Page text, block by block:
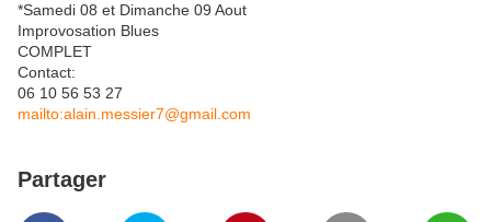
*Samedi 08 et Dimanche 09 Aout
Improvosation Blues
COMPLET
Contact:
06 10 56 53 27
mailto:alain.messier7@gmail.com
Partager